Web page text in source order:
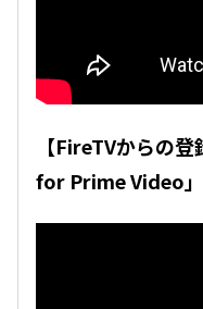
【FireTVからの
for Prime Video」